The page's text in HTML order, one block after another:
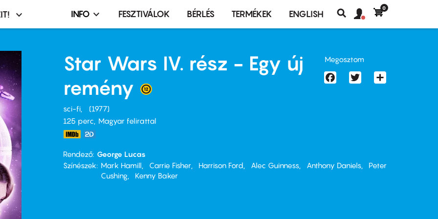
Infó,
terembérlés
menü
INFO FESZTIVÁLOK BÉRLÉS TERMÉKEK ENGLISH
Keresés
fiók
Felhasználói
0
Star Wars IV. rész - Egy új
remény
sci-fi
1977
125 perc,
Magyar felirattal
Rendező George Lucas
Színészek
Mark Hamill Carrie Fisher Harrison Ford Alec Guinness Anthony Daniels
Peter
Cushing
Kenny Baker
Megosztom
FacebookTwitter